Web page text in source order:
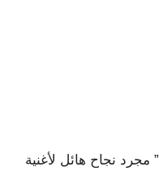
لم تكن أغنية “Shadow Dancing” مجرد نجاح هائل لأغنية